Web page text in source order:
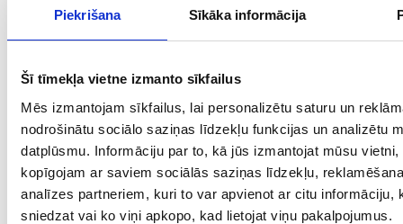
Piekrišana Sīkāka informācija
Šī tīmekļa vietne izmanto sīkfailus
Mēs izmantojam sīkfailus, lai personalizētu saturu un
nodrošinātu sociālo saziņas līdzekļu funkcijas un analizētu
datplūsmu. Informāciju par to, kā jūs izmantojat mūsu
kopīgojam ar saviem sociālās saziņas līdzekļu,
analīzes partneriem, kuri to var apvienot ar citu informāciju,
sniedzat vai ko viņi apkopo, kad lietojat viņu pakalpojumus.
Браслет 10880-1261
Проба: 585, Bес: 13.93
€ 1535.00
ДОБАВИТЬ В КОРЗИНУ